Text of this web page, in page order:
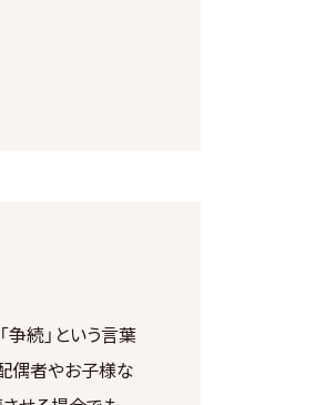
続」という言葉
偶者やお子様な